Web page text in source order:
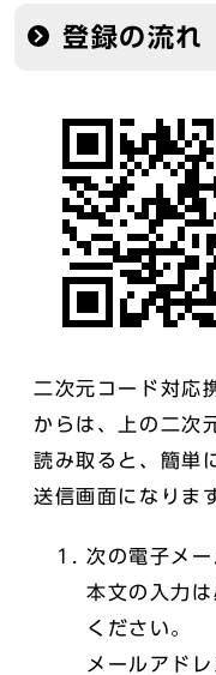
登録の流れ
二次元コード対応
からは、上の二次
読み取ると、簡単
送信画面になりま
次の電子メ
本文の入力
ください。
メールアドレ